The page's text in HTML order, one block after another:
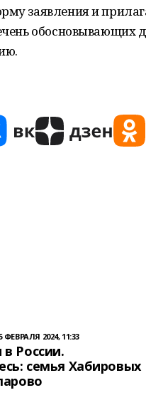
заявления и
обосновывающих
ФЕВРАЛЯ 2024, 11:33
России.
семья Хабировых